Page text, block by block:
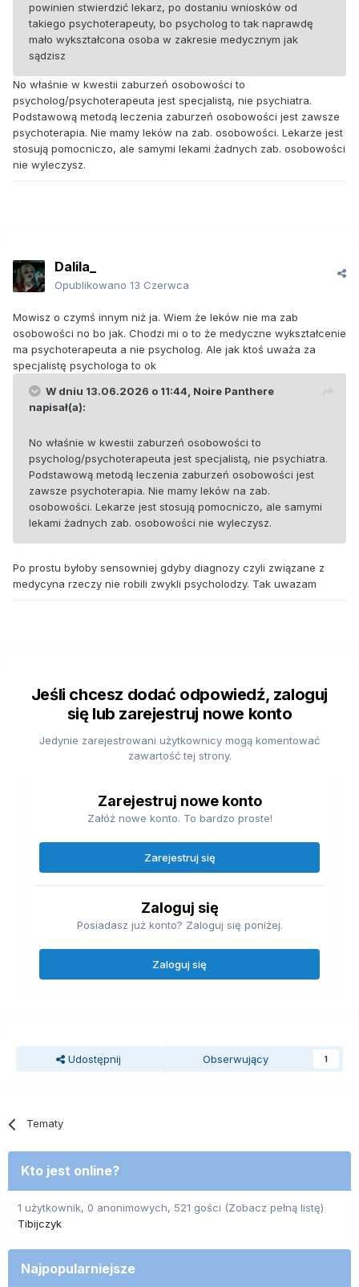
powinien stwierdzić lekarz, po dostaniu wniosków od
takiego psychoterapeuty, bo psycholog to tak naprawdę
mało wykształcona osoba w zakresie medycznym jak
sądzisz
No właśnie w kwestii zaburzeń osobowości to
psycholog/psychoterapeuta jest specjalistą, nie psychiatra.
Podstawową metodą leczenia zaburzeń osobowości jest zawsze
psychoterapia. Nie mamy leków na zab. osobowości. Lekarze jest
stosują pomocniczo, ale samymi lekami żadnych zab. osobowości
nie wyleczysz.
Dalila_
Opublikowano 13 Czerwca
Mowisz o czymś innym niż ja. Wiem że leków nie ma zab
osobowości no bo jak. Chodzi mi o to że medyczne wykształcenie
ma psychoterapeuta a nie psycholog. Ale jak ktoś uważa za
specjalistę psychologa to ok
W dniu 13.06.2026 o 11:44, Noire Panthere
napisał(a):
No właśnie w kwestii zaburzeń osobowości to
psycholog/psychoterapeuta jest specjalistą, nie psychiatra.
Podstawową metodą leczenia zaburzeń osobowości jest
zawsze psychoterapia. Nie mamy leków na zab.
osobowości. Lekarze jest stosują pomocniczo, ale samymi
lekami żadnych zab. osobowości nie wyleczysz.
Po prostu byłoby sensowniej gdyby diagnozy czyli związane z
medycyna rzeczy nie robili zwykli psycholodzy. Tak uwazam
Jeśli chcesz dodać odpowiedź, zaloguj
się lub zarejestruj nowe konto
Jedynie zarejestrowani użytkownicy mogą komentować
zawartość tej strony.
Zarejestruj nowe konto
Załóż nowe konto. To bardzo proste!
Zarejestruj się
Zaloguj się
Posiadasz już konto? Zaloguj się poniżej.
Zaloguj się
Udostępnij Obserwujący 1
Tematy
Kto jest online?
1 użytkownik, 0 anonimowych, 521 gości (Zobacz pełną listę)
Tibijczyk
Najpopularniejsze